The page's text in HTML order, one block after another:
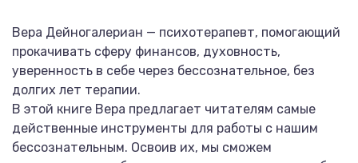
Вера Дейногалериан — психотерапевт, помогающий
прокачивать сферу финансов, духовность,
уверенность в себе через бессознательное, без
долгих лет терапии.
В этой книге Вера предлагает читателям самые
действенные инструменты для работы с нашим
бессознательным. Освоив их, мы сможем